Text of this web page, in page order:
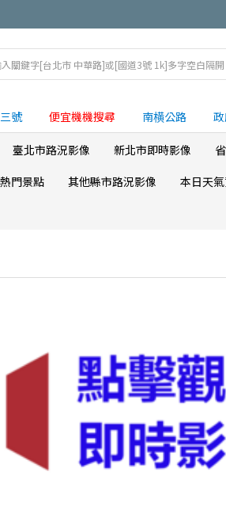
號 便宜機機搜尋 南横公路
臺北市路況影像 新北市即時影像
門景點 其他縣市路況影像 本日天